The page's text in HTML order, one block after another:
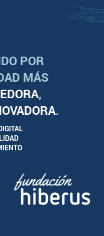
POR
MÁS
,
.